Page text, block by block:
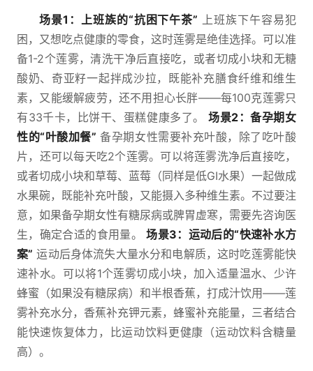
场景1：上班族的“抗困下午茶” 上班族下午容易犯
困，又想吃点健康的零食，这时莲雾是绝佳选择。可以准
备1-2个莲雾，清洗干净后直接吃，或者切成小块和无糖
酸奶、奇亚籽一起拌成沙拉，既能补充膳食纤维和维生
素，又能缓解疲劳，还不用担心长胖——每100克莲雾只
有33千卡，比饼干、蛋糕健康多了。场景2：备孕期女
性的“叶酸加餐” 备孕期女性需要补充叶酸，除了吃叶酸
片，还可以每天吃2个莲雾。可以将莲雾洗净后直接吃，
或者切成小块和草莓、蓝莓（同样是低GI水果）一起做成
水果碗，既能补充叶酸，又能摄入多种维生素。不过要注
意，如果备孕期女性有糖尿病或脾胃虚寒，需要先咨询医
生，确定合适的食用量。场景3：运动后的“快速补水方
案” 运动后身体流失大量水分和电解质，这时吃莲雾能快
速补水。可以将1个莲雾切成小块，加入适量温水、少许
蜂蜜（如果没有糖尿病）和半根香蕉，打成汁饮用——莲
雾补充水分，香蕉补充钾元素，蜂蜜补充能量，三者结合
能快速恢复体力，比运动饮料更健康（运动饮料含糖量
高）。